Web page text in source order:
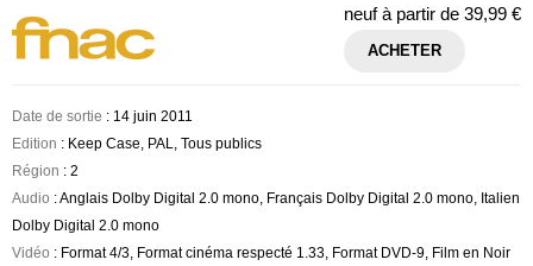
neuf à partir de 39,99 €
ACHETER
Date de sortie : 14 juin 2011
Edition : Keep Case, PAL, Tous publics
Région : 2
Audio : Anglais Dolby Digital 2.0 mono, Français Dolby Digital 2.0 mono, Italien
Dolby Digital 2.0 mono
Vidéo : Format 4/3, Format cinéma respecté 1.33, Format DVD-9, Film en Noir